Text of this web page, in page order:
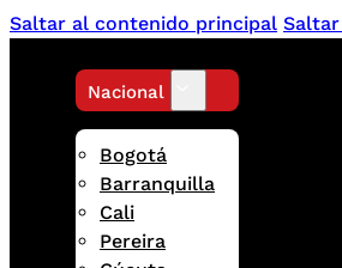
Saltar al contenido principal
Nacional
Bogotá
Barranquilla
Cali
Pereira